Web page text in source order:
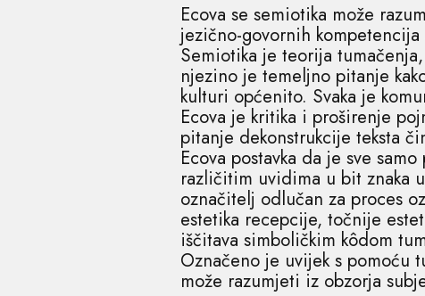
Ecova se semiotika može
jezično-govornih
Semiotika je teorija
njezino je temeljno pitanje
kulturi općenito. Svaka je
Ecova je kritika i proširenje
pitanje dekonstrukcije teksta
Ecova postavka da je sve
različitim uvidima u bit znaka
označitelj odlučan za proces
estetika recepcije, točnije
iščitava simboličkim kôdom
Označeno je uvijek s pomoću
može razumjeti iz obzorja